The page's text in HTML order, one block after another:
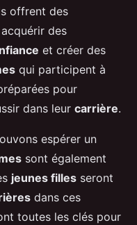
offrent des
des
et créer des
qui participent à
pour
dans leur carrière.
espérer un
sont également
jeunes filles seront
dans ces
toutes les clés pour